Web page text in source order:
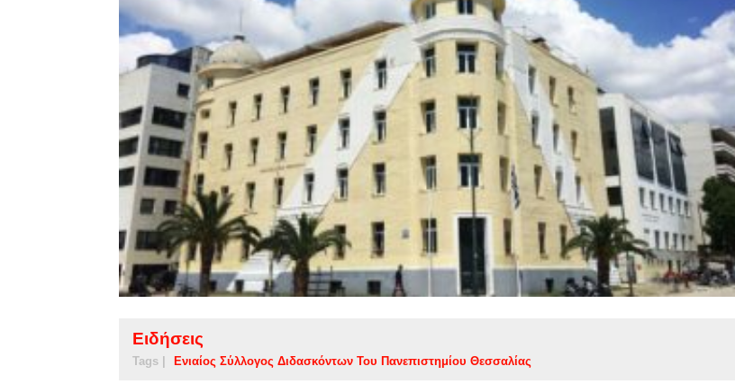
Ειδήσεις
Tags | Ενιαίος Σύλλογος Διδασκόντων Του Πανεπιστημίου Θεσσαλίας